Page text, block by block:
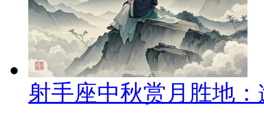
射手座中秋赏月胜地